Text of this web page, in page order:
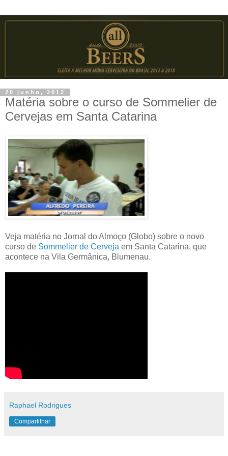
20 junho, 2012
Matéria sobre o curso de Sommelier de
Cervejas em Santa Catarina
Veja matéria no Jornal do Almoço (Globo) sobre o novo
curso de Sommelier de Cerveja em Santa Catarina, que
acontece na Vila Germânica, Blumenau.
Raphael Rodrigues
Compartilhar